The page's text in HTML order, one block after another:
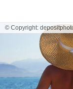
© Copyright: